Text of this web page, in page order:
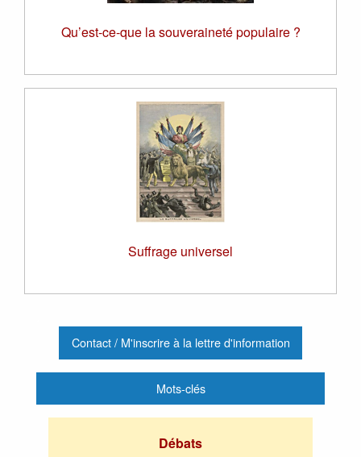
Qu’est-ce-que la souveraineté populaire ?
Suffrage universel
Contact / M'inscrire à la lettre d'information
Mots-clés
Débats